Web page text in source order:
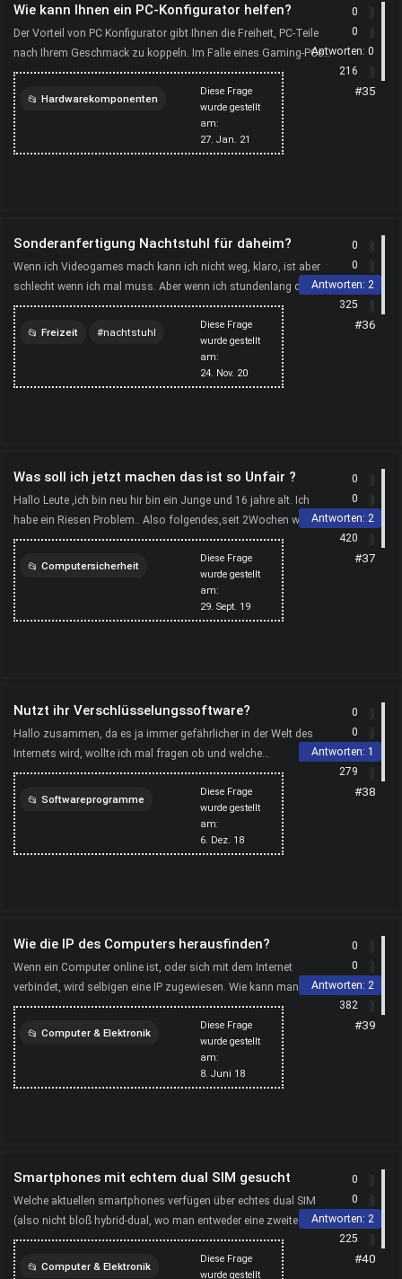
Wie kann Ihnen ein PC-Konfigurator helfen?
Der Vorteil von PC Konfigurator gibt Ihnen die Freiheit, PC-Teile
nach Ihrem Geschmack zu koppeln. Im Falle eines Gaming-PCs
müssen Sie nur das gesamte Paket kaufen, unab...
Diese Frage
wurde gestellt
am:
27. Jan. 21
Hardwarekomponenten
pc-zusammenstellen
0
0
Antworten: 0
216
#35
Sonderanfertigung Nachtstuhl für daheim?
Wenn ich Videogames mach kann ich nicht weg, klaro, ist aber
schlecht wenn ich mal muss. Aber wenn ich stundenlang das
Klo blockiere wird Mutti sauer. Und weil jetzt im C...
Diese Frage
wurde gestellt
am:
24. Nov. 20
Freizeit nachtstuhl
sonderanfertigung
0
0
Antworten: 2
325
#36
Was soll ich jetzt machen das ist so Unfair ?
Hallo Leute ,ich bin neu hir bin ein Junge und 16 jahre alt. Ich
habe ein Riesen Problem.. Also folgendes,seit 2Wochen wohnt
der freund meiner Mutter mit seinem kleinen 1...
Diese Frage
wurde gestellt
am:
29. Sept. 19
Computersicherheit
kindersicherung
0
0
Antworten: 2
420
#37
Nutzt ihr Verschlüsselungssoftware?
Hallo zusammen, da es ja immer gefährlicher in der Welt des
Internets wird, wollte ich mal fragen ob und welche
Verschlüsselungsprogramme ihr nutzt? Habe mich schon mal
s...
Diese Frage
wurde gestellt
am:
6. Dez. 18
Softwareprogramme
0
0
Antworten: 1
279
#38
Wie die IP des Computers herausfinden?
Wenn ein Computer online ist, oder sich mit dem Internet
verbindet, wird selbigen eine IP zugewiesen. Wie kann man die
zugewiesene IP eines Computers herausfinden?
Diese Frage
wurde gestellt
am:
8. Juni 18
Computer & Elektronik
ipadresse ip-adresse
0
0
Antworten: 2
382
#39
Smartphones mit echtem dual SIM gesucht
Welche aktuellen smartphones verfügen über echtes dual SIM
(also nicht bloß hybrid-dual, wo man entweder eine zweite SIM-
Karte ODER eine Speicherkarte einlegen kann)? Dan...
Diese Frage
wurde gestellt
Computer & Elektronik
0
0
Antworten: 2
225
#40